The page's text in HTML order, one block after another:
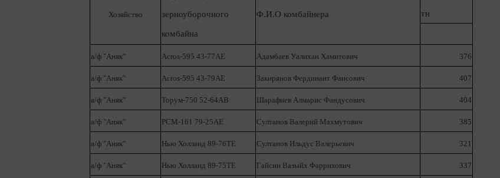
Хозяйство зерноуборочного
комбайна
Ф.И.О комбайнера тн
а/ф "Аняк" Acros-595 43-77АЕ Адамбаев Уалихан Хамитович 376
а/ф "Аняк" Acros-595 43-79АЕ Закирянов Фердинант Фаисович 407
а/ф "Аняк" Торум-750 52-64АВ Шарафиев Алмарис Фандусович 404
а/ф "Аняк" РСМ-161 79-25АЕ Султанов Валерий Махмутович 385
а/ф "Аняк" Нью Холланд 89-76ТЕ Султанов Ильдус Валерьевич 321
а/ф "Аняк" Нью Холланд 89-75ТЕ Гайсин Вазыйх Фаррихович 337